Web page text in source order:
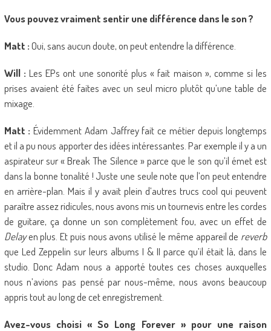
Vous pouvez vraiment sentir une différence dans le son ?
Matt :Oui, sans aucun doute, on peut entendre la différence.
Will : Les EPs ont une sonorité plus « fait maison », comme si les
prises avaient été faites avec un seul micro plutôt qu’une table de
mixage.
Matt : Évidemment Adam Jaffrey fait ce métier depuis longtemps
et il a pu nous apporter des idées intéressantes. Par exemple il y a un
aspirateur sur « Break The Silence » parce que le son qu’il émet est
dans la bonne tonalité ! Juste une seule note que l’on peut entendre
en arrière-plan. Mais il y avait plein d’autres trucs cool qui peuvent
paraître assez ridicules, nous avons mis un tournevis entre les cordes
de guitare, ça donne un son complètement fou, avec un effet de
Delayen plus. Et puis nous avons utilisé le même appareil de reverb
que Led Zeppelin sur leurs albums I & II parce qu’il était là, dans le
studio. Donc Adam nous a apporté toutes ces choses auxquelles
nous n’avions pas pensé par nous-même, nous avons beaucoup
appris tout au long de cet enregistrement.
Avez-vous choisi « So Long Forever » pour une raison